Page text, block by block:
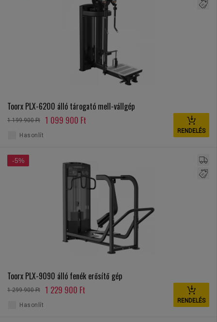
Toorx PLX-6200 álló tárogató mell-vállgép
1 199 900 Ft 1 099 900 Ft
RENDELÉS
Hasonlít
-5%
Toorx PLX-9090 álló fenék erősítő gép
1 299 900 Ft 1 229 900 Ft
RENDELÉS
Hasonlít